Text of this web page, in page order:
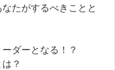
たがするべきことと
ダーとなる！？
？